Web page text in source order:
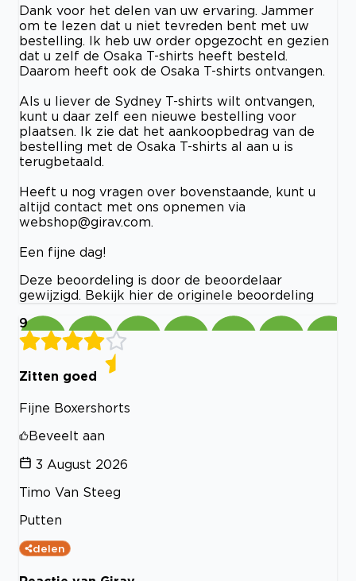
Dank voor het delen van uw ervaring. Jammer
om te lezen dat u niet tevreden bent met uw
bestelling. Ik heb uw order opgezocht en gezien
dat u zelf de Osaka T-shirts heeft besteld.
Daarom heeft ook de Osaka T-shirts ontvangen.
Als u liever de Sydney T-shirts wilt ontvangen,
kunt u daar zelf een nieuwe bestelling voor
plaatsen. Ik zie dat het aankoopbedrag van de
bestelling met de Osaka T-shirts al aan u is
terugbetaald.
Heeft u nog vragen over bovenstaande, kunt u
altijd contact met ons opnemen via
webshop@girav.com.
Een fijne dag!
Deze beoordeling is door de beoordelaar
gewijzigd. Bekijk hier de originele beoordeling
9
Zitten goed
Fijne Boxershorts
Beveelt aan
3 August 2026
Timo Van Steeg
Putten
delen